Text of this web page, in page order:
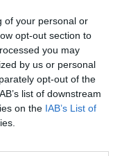
of your personal or
opt-out section to
you may
by us or personal
opt-out of the
list of downstream
on the IAB’s List of